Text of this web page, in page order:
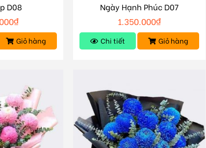
D08
₫
Giỏ hàng
Ngày Hạnh Phúc D07
1.350.000₫
Chi tiết Giỏ hàng